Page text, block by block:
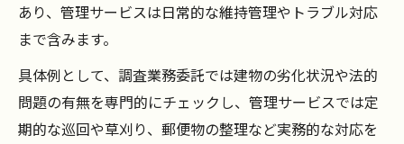
あり、管理サービスは日常的な維持管理やトラブル対応
まで含みます。
具体例として、調査業務委託では建物の劣化状況や法的
問題の有無を専門的にチェックし、管理サービスでは定
期的な巡回や草刈り、郵便物の整理など実務的な対応を